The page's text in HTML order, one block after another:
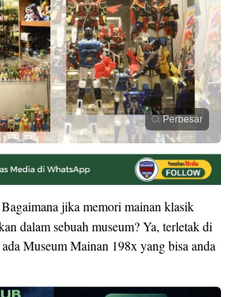
Perbesar
jika memori mainan klasik
dalam sebuah museum? Ya, terletak di
Museum Mainan 198x yang bisa anda